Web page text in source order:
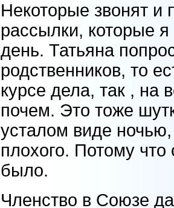
Некоторые звонят и
рассылки, которые
день. Татьяна
родственников, то
курсе дела, так , на
почем. Это тоже
усталом виде
плохого. Потому
было.
Членство в Союзе